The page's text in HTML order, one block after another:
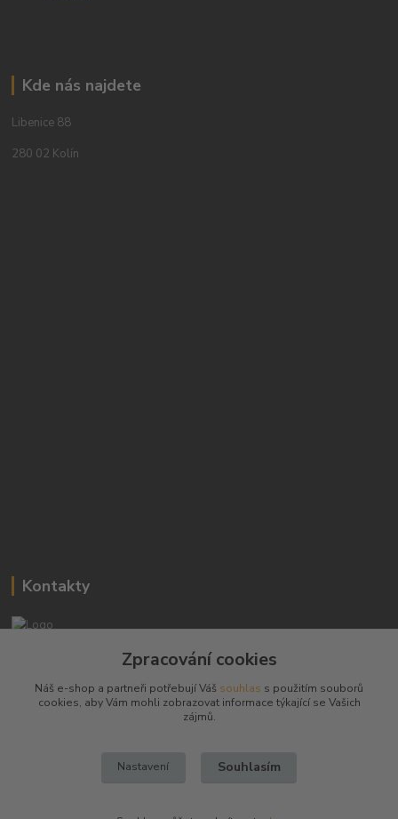
Kde nás najdete
Libenice 88
280 02 Kolín
Kontakty
+420 603794370
zbranenaboje@seznam.cz
Zpracování cookies
Náš e-shop a partneři potřebují Váš souhlas s použitím souborů
cookies, aby Vám mohli zobrazovat informace týkající se Vašich
zájmů.
Nastavení Souhlasím